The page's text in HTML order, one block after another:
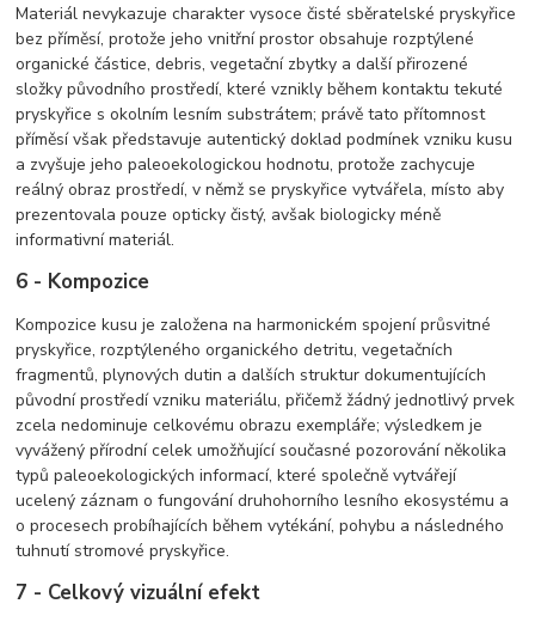
Materiál nevykazuje charakter vysoce čisté sběratelské pryskyřice
bez příměsí, protože jeho vnitřní prostor obsahuje rozptýlené
organické částice, debris, vegetační zbytky a další přirozené
složky původního prostředí, které vznikly během kontaktu tekuté
pryskyřice s okolním lesním substrátem; právě tato přítomnost
příměsí však představuje autentický doklad podmínek vzniku kusu
a zvyšuje jeho paleoekologickou hodnotu, protože zachycuje
reálný obraz prostředí, v němž se pryskyřice vytvářela, místo aby
prezentovala pouze opticky čistý, avšak biologicky méně
informativní materiál.
6 - Kompozice
Kompozice kusu je založena na harmonickém spojení průsvitné
pryskyřice, rozptýleného organického detritu, vegetačních
fragmentů, plynových dutin a dalších struktur dokumentujících
původní prostředí vzniku materiálu, přičemž žádný jednotlivý prvek
zcela nedominuje celkovému obrazu exempláře; výsledkem je
vyvážený přírodní celek umožňující současné pozorování několika
typů paleoekologických informací, které společně vytvářejí
ucelený záznam o fungování druhohorního lesního ekosystému a
o procesech probíhajících během vytékání, pohybu a následného
tuhnutí stromové pryskyřice.
7 - Celkový vizuální efekt